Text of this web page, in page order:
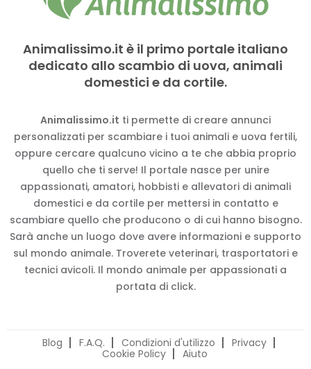
Animalissimo.it è il primo portale italiano
dedicato allo scambio di uova, animali
domestici e da cortile.
Animalissimo.it ti permette di creare annunci
personalizzati per scambiare i tuoi animali e uova fertili,
oppure cercare qualcuno vicino a te che abbia proprio
quello che ti serve! Il portale nasce per unire
appassionati, amatori, hobbisti e allevatori di animali
domestici e da cortile per mettersi in contatto e
scambiare quello che producono o di cui hanno bisogno.
Sarà anche un luogo dove avere informazioni e supporto
sul mondo animale. Troverete veterinari, trasportatori e
tecnici avicoli. Il mondo animale per appassionati a
portata di click.
Blog F.A.Q. Condizioni d'utilizzo
Privacy
Cookie Policy
Aiuto